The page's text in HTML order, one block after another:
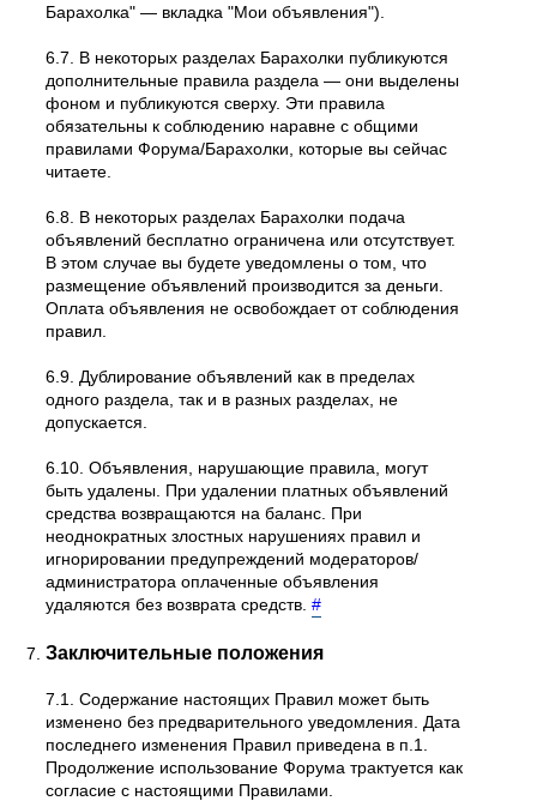
Барахолка" — вкладка "Мои объявления").
6.7. В некоторых разделах Барахолки публикуются
дополнительные правила раздела — они выделены
фоном и публикуются сверху. Эти правила
обязательны к соблюдению наравне с общими
правилами Форума/Барахолки, которые вы сейчас
читаете.
6.8. В некоторых разделах Барахолки подача
объявлений бесплатно ограничена или отсутствует.
В этом случае вы будете уведомлены о том, что
размещение объявлений производится за деньги.
Оплата объявления не освобождает от соблюдения
правил.
6.9. Дублирование объявлений как в пределах
одного раздела, так и в разных разделах, не
допускается.
6.10. Объявления, нарушающие правила, могут
быть удалены. При удалении платных объявлений
средства возвращаются на баланс. При
неоднократных злостных нарушениях правил и
игнорировании предупреждений модераторов/
администратора оплаченные объявления
удаляются без возврата средств.#
Заключительные положения
7.1. Содержание настоящих Правил может быть
изменено без предварительного уведомления. Дата
последнего изменения Правил приведена в п.1.
Продолжение использование Форума трактуется как
согласие с настоящими Правилами.